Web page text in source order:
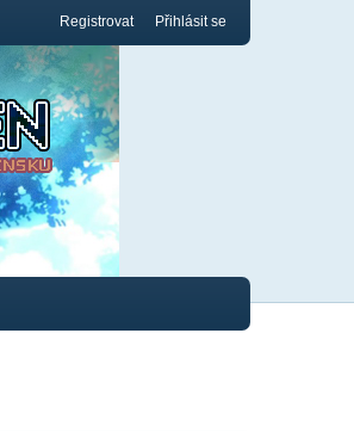
Registrovat Přihlásit se